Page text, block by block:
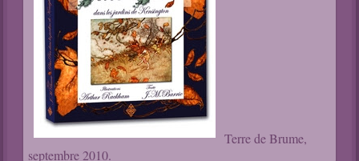
Terre de Brume,
septembre 2010.